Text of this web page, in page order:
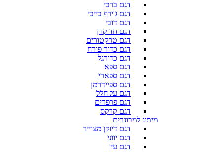
דגם ברבי
דגם ג'ירף בייבי
דגם דובי
דגם חד קרן
דגם טרקטורים
דגם כדור פורח
דגם כדורגל
דגם ספא
דגם ספארי
דגם ספיידרמן
דגם על חלל
דגם פרפרים
דגם קרקס
מיתוג למבוגרים
דגם דיוקן מצוייר
דגם יווני
דגם עין